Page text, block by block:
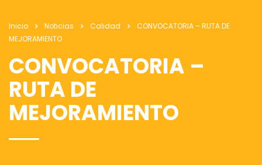
Inicio Noticias Calidad
CONVOCATORIA – RUTA DE
MEJORAMIENTO
CONVOCATORIA –
RUTA DE
MEJORAMIENTO